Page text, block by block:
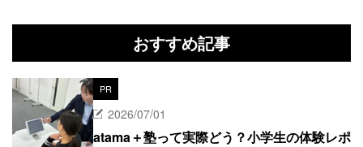
おすすめ記事
PR
2026/07/01
atama＋塾って実際どう？小学生の体験レポ